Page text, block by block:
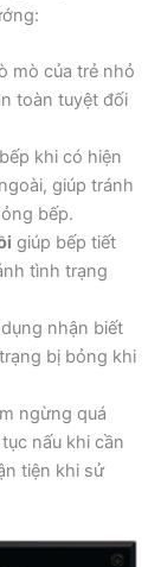
mò của trẻ nhỏ
toàn tuyệt đối
khi có hiện
giúp tránh
bếp.
giúp bếp tiết
tình trạng
nhận biết
bị bỏng khi
ngừng quá
nấu khi cần
tiện khi sử